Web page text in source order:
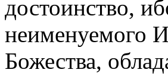
достоинство,
неименуемого
Божества,